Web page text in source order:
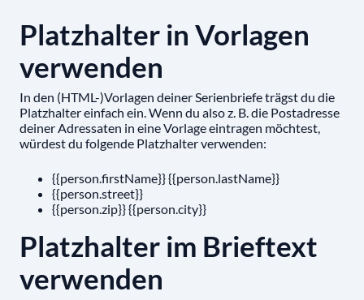
Platzhalter in Vorlagen
verwenden
In den (HTML-)Vorlagen deiner Serienbriefe trägst du die
Platzhalter einfach ein. Wenn du also z. B. die Postadresse
deiner Adressaten in eine Vorlage eintragen möchtest,
würdest du folgende Platzhalter verwenden:
{{person.firstName}} {{person.lastName}}
{{person.street}}
{{person.zip}} {{person.city}}
Platzhalter im Brieftext
verwenden